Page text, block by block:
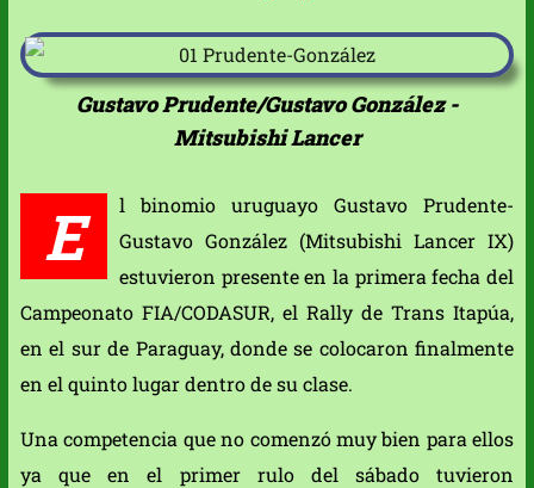
Gustavo Prudente/Gustavo González -
Mitsubishi Lancer
E
l binomio uruguayo Gustavo Prudente-
Gustavo González (Mitsubishi Lancer IX)
estuvieron presente en la primera fecha del
Campeonato FIA/CODASUR, el Rally de Trans Itapúa,
en el sur de Paraguay, donde se colocaron finalmente
en el quinto lugar dentro de su clase.
Una competencia que no comenzó muy bien para ellos
ya que en el primer rulo del sábado tuvieron